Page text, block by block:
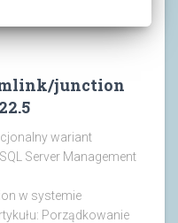
junction
wariant
Server Management
w systemie
Porządkowanie